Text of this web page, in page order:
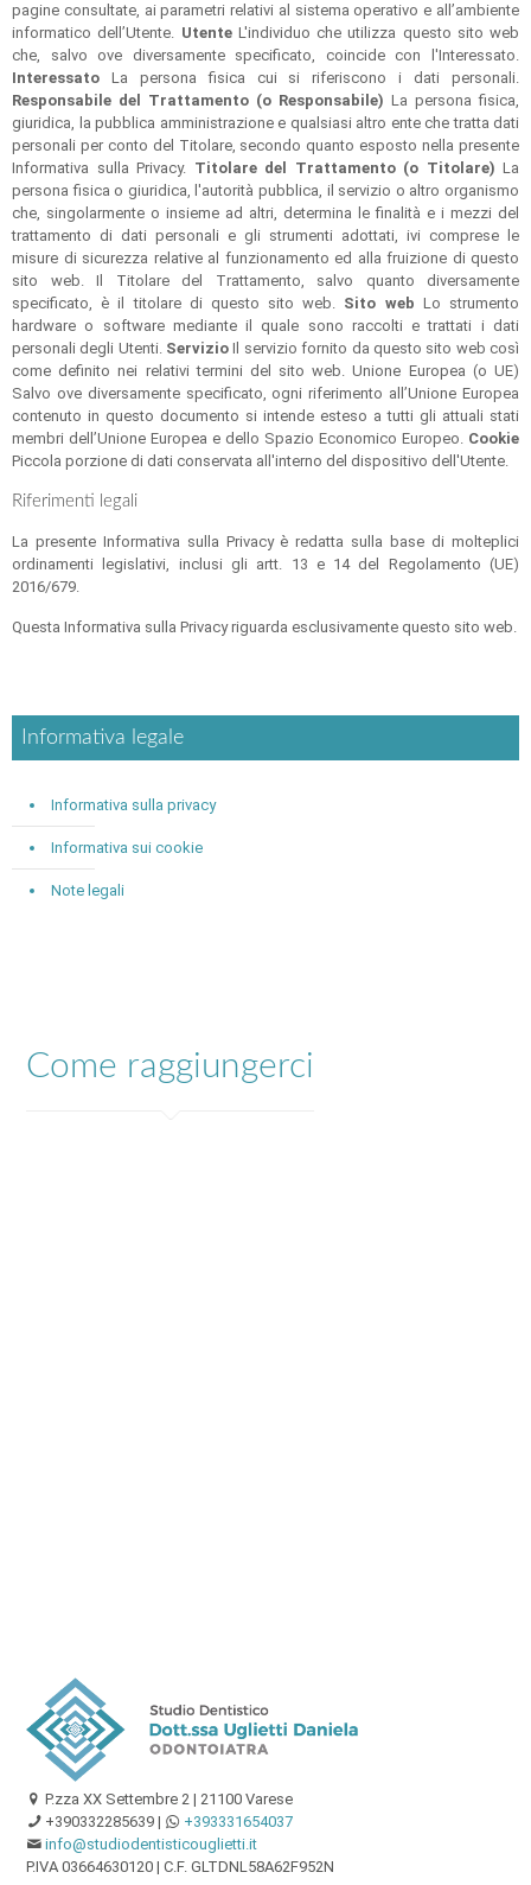
pagine consultate, ai parametri relativi al sistema operativo e all’ambiente
informatico dell’Utente. UtenteL'individuo che utilizza questo sito web
che, salvo ove diversamente specificato, coincide con l'Interessato.
Interessato La persona fisica cui si riferiscono i dati personali.
Responsabile del Trattamento (o Responsabile) La persona fisica,
giuridica, la pubblica amministrazione e qualsiasi altro ente che tratta dati
personali per conto del Titolare, secondo quanto esposto nella presente
Informativa sulla Privacy. Titolare del Trattamento (o Titolare) La
persona fisica o giuridica, l'autorità pubblica, il servizio o altro organismo
che, singolarmente o insieme ad altri, determina le finalità e i mezzi del
trattamento di dati personali e gli strumenti adottati, ivi comprese le
misure di sicurezza relative al funzionamento ed alla fruizione di questo
sito web. Il Titolare del Trattamento, salvo quanto diversamente
specificato, è il titolare di questo sito web. Sito web Lo strumento
hardware o software mediante il quale sono raccolti e trattati i dati
personali degli Utenti. Servizio Il servizio fornito da questo sito web così
come definito nei relativi termini del sito web. Unione Europea (o UE)
Salvo ove diversamente specificato, ogni riferimento all’Unione Europea
contenuto in questo documento si intende esteso a tutti gli attuali stati
membri dell’Unione Europea e dello Spazio Economico Europeo. Cookie
Piccola porzione di dati conservata all'interno del dispositivo dell'Utente.
Riferimenti legali
La presente Informativa sulla Privacy è redatta sulla base di molteplici
ordinamenti legislativi, inclusi gli artt. 13 e 14 del Regolamento (UE)
2016/679.
Questa Informativa sulla Privacy riguarda esclusivamente questo sito web.
Informativa legale
Informativa sulla privacy
Informativa sui cookie
Note legali
Come raggiungerci
P.zza XX Settembre 2 | 21100 Varese
+390332285639 |
+393331654037
info@studiodentisticouglietti.it
P.IVA 03664630120 | C.F. GLTDNL58A62F952N